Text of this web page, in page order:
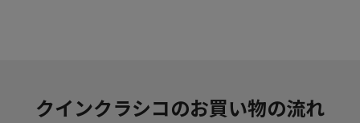
クインクラシコのお買い物の流れ